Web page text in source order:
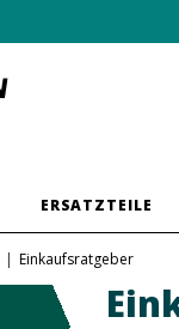
ERSATZTEILE
Einkaufsratgeber